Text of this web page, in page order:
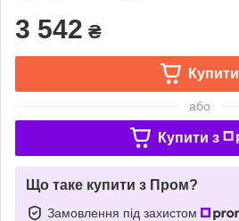
3 542 ₴
Купити
або
Купити з
Що таке купити з Пром?
Замовлення під захистом